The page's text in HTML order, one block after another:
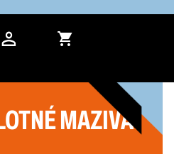
MAZIVÁ